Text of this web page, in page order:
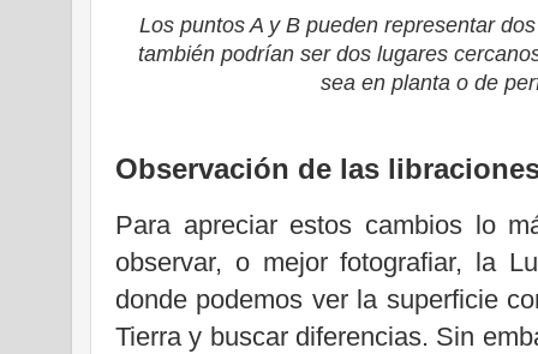
Los puntos A y B pueden representar
también podrían ser dos lugares
sea en planta o de
Observación de las
Para apreciar estos cambios lo
observar, o mejor fotografiar, la
donde podemos ver la superficie
Tierra y buscar diferencias. Sin